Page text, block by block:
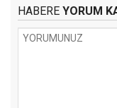
HABERE YORUM